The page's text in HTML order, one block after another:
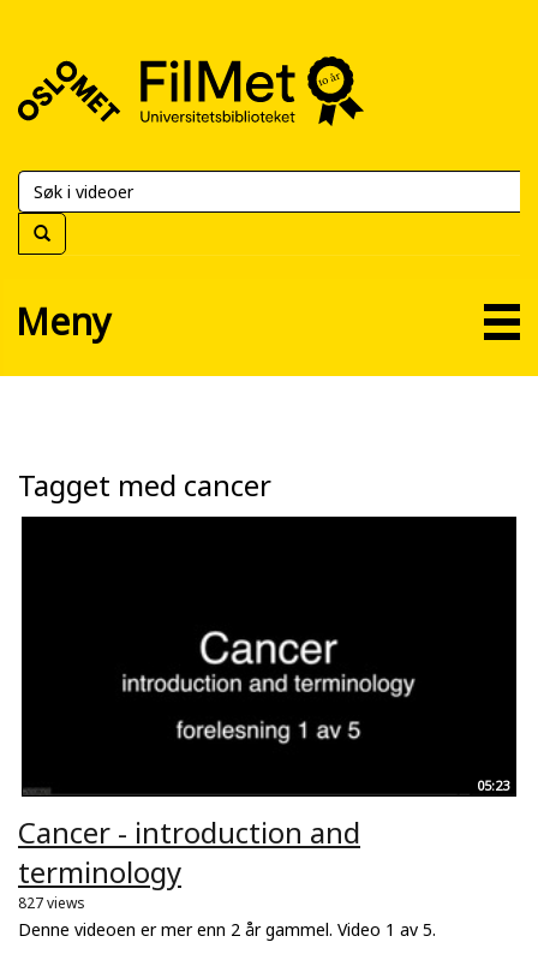
FilMet
Universitetsbiblioteket
Meny
Tagget med cancer
05:23
Cancer - introduction and
terminology
827 views
Denne videoen er mer enn 2 år gammel. Video 1 av 5.